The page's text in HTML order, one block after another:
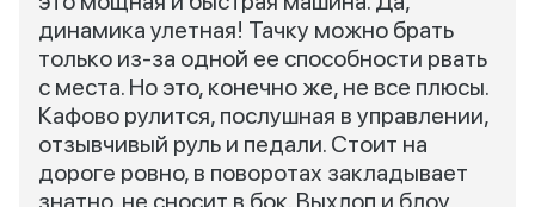
динамика улетная! Тачку можно брать
только из-за одной ее способности рвать
с места. Но это, конечно же, не все плюсы.
Кафово рулится, послушная в управлении,
отзывчивый руль и педали. Стоит на
дороге ровно, в поворотах закладывает
знатно, не сносит в бок. Выхлоп и блоу